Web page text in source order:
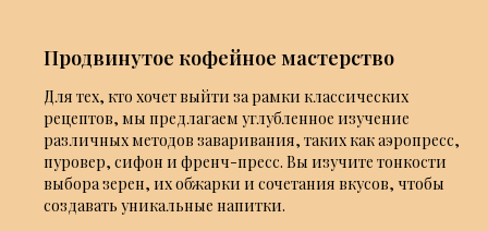
Продвинутое кофейное мастерство
Для тех, кто хочет выйти за рамки классических
рецептов, мы предлагаем углубленное изучение
различных методов заваривания, таких как аэропресс,
пуровер, сифон и френч-пресс. Вы изучите тонкости
выбора зерен, их обжарки и сочетания вкусов, чтобы
создавать уникальные напитки.